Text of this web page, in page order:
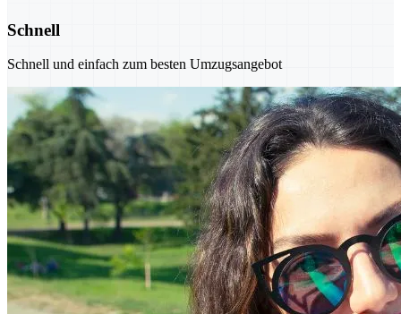
Schnell
Schnell und einfach zum besten Umzugsangebot